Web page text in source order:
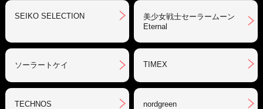
SEIKO SELECTION
美少女戦士セーラームーン
Eternal
ソーラートケイ TIMEX
TECHNOS nordgreen